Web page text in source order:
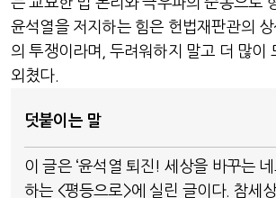
윤석열을 저지하는 힘은 헌법재판관의
의 투쟁이라며, 두려워하지 말고 더 많이
외쳤다.
덧붙이는 말
이 글은 ‘윤석열 퇴진! 세상을 바꾸는 네
하는 <평등으로>에 실린 글이다. 참세